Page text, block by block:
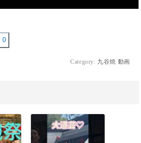
0
Category: 九谷焼 動画